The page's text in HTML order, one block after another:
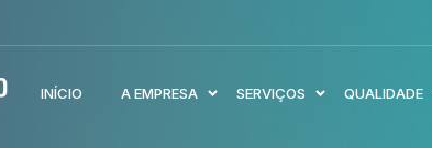
INÍCIO A EMPRESA SERVIÇOS QUALIDADE